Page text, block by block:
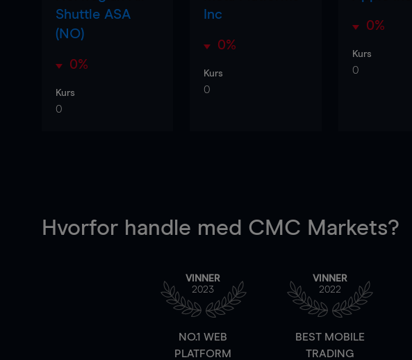
Shuttle ASA
(NO)
0%
Kurs
0
Inc
0%
Kurs
0
0%
Kurs
0
Hvorfor handle med CMC Markets?
VINNER
2023
NO.1 WEB
PLATFORM
VINNER
2022
BEST MOBILE
TRADING